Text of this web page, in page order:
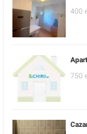
400
750